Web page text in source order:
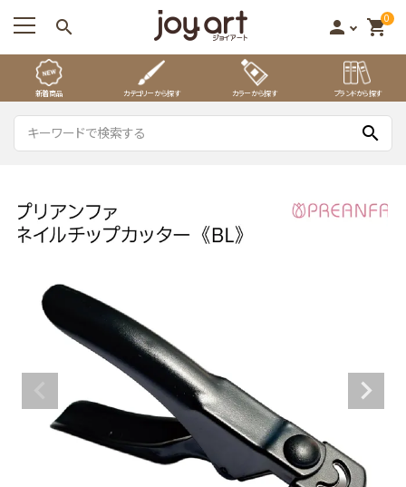
search person 0
shopping_cart
新着商品 カテゴリーから探す カラーから探す ブランドから探す
search